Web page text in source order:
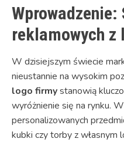
Wprowadzenie:
reklamowych
W dzisiejszym świecie
nieustannie na wysokim
logo firmystanowią
wyróżnienie się na rynku.
personalizowanych
kubki czy torby z własnym